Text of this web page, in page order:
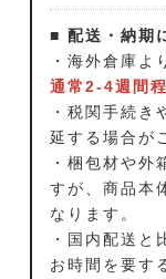
■ 配送・納期
・海外倉庫よ
通常2-4週間
・税関手続き
延する場合が
・梱包材や外
すが、商品本
なります。
・国内配送と
お時間を要す